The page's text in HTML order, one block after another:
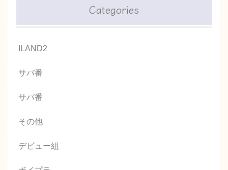
Categories
ILAND2
サバ番
サバ番
その他
デビュー組